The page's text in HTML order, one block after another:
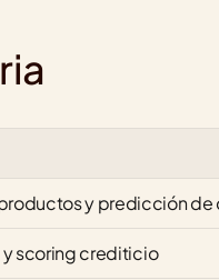
y predicción de
scoring crediticio